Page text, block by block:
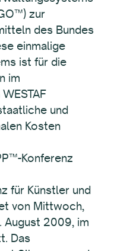
zur
des Bundes
einmalige
ist für die
im
und
Kosten
Konferenz
für Künstler und
von Mittwoch,
August 2009, im
Das